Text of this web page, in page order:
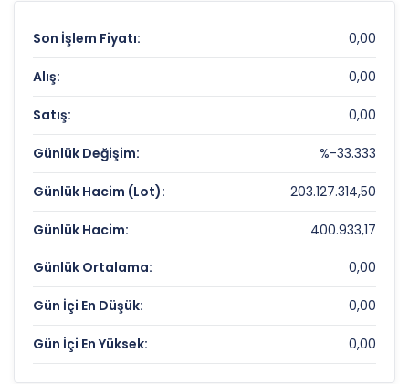
Son İşlem Fiyatı: 0,00
Alış: 0,00
Satış: 0,00
Günlük Değişim: %-33.333
Günlük Hacim (Lot): 203.127.314,50
Günlük Hacim: 400.933,17
Günlük Ortalama: 0,00
Gün İçi En Düşük: 0,00
Gün İçi En Yüksek: 0,00